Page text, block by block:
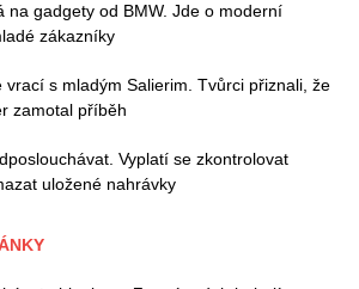
na gadgety od BMW. Jde o moderní
zákazníky
vrací s mladým Salierim. Tvůrci přiznali, že
zamotal příběh
Vyplatí se zkontrolovat
uložené nahrávky